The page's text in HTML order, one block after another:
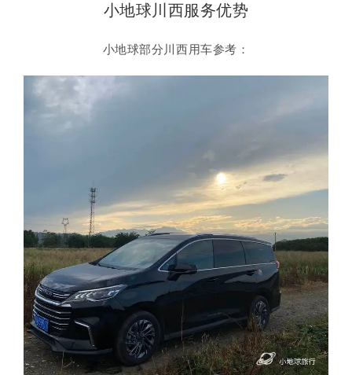
小地球川西服务优势
小地球部分川西用车参考：